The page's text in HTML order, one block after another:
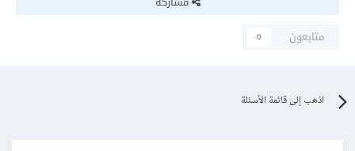
متابعون
0
اذهب إلى قائمة الأسئلة